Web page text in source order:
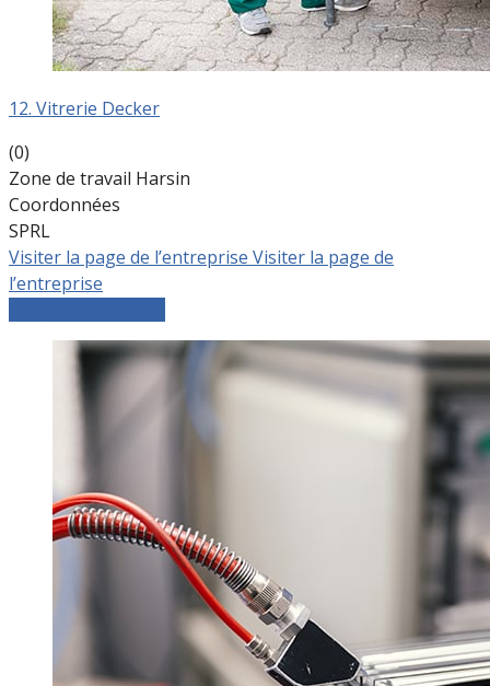
12. Vitrerie Decker
(0)
Zone de travail Harsin
Coordonnées
SPRL
Visiter la page de l’entreprise Visiter la page de
l’entreprise